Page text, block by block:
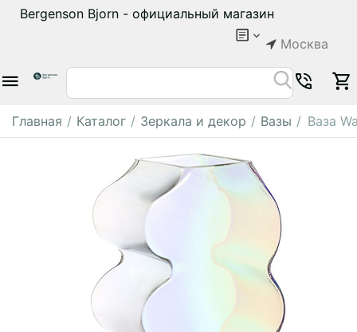
Bergenson Bjorn - официальный магазин
Москва
Главная / Каталог / Зеркала и декор / Вазы / Ваза